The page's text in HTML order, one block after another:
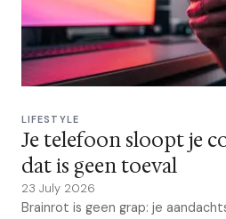
LIFESTYLE
Je telefoon sloopt je
dat is geen toeval
23 July 2026
Brainrot is geen grap: je